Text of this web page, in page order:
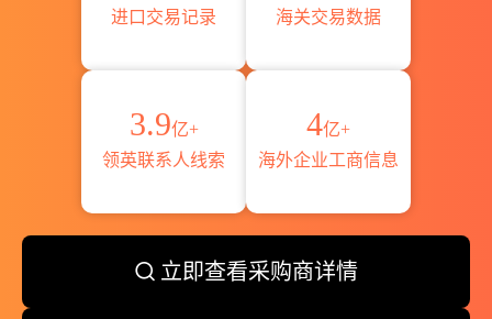
进口交易记录
海关交易数据
3.9亿+
领英联系人线索
4亿+
海外企业工商信息
立即查看采购商详情